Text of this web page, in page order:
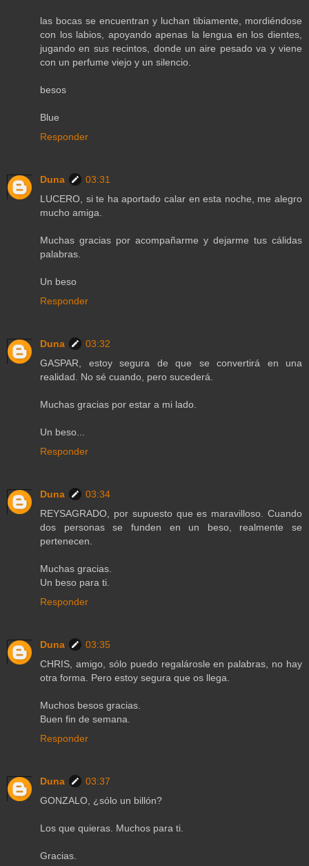
las bocas se encuentran y luchan tibiamente, mordiéndose
con los labios, apoyando apenas la lengua en los dientes,
jugando en sus recintos, donde un aire pesado va y viene
con un perfume viejo y un silencio.
besos
Blue
Responder
Duna
03:31
LUCERO, si te ha aportado calar en esta noche, me alegro
mucho amiga.
Muchas gracias por acompañarme y dejarme tus cálidas
palabras.
Un beso
Responder
Duna
03:32
GASPAR, estoy segura de que se convertirá en una
realidad. No sé cuando, pero sucederá.
Muchas gracias por estar a mi lado.
Un beso...
Responder
Duna
03:34
REYSAGRADO, por supuesto que es maravilloso. Cuando
dos personas se funden en un beso, realmente se
pertenecen.
Muchas gracias.
Un beso para ti.
Responder
Duna
03:35
CHRIS, amigo, sólo puedo regalárosle en palabras, no hay
otra forma. Pero estoy segura que os llega.
Muchos besos gracias.
Buen fin de semana.
Responder
Duna
03:37
GONZALO, ¿sólo un billón?
Los que quieras. Muchos para ti.
Gracias.